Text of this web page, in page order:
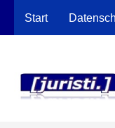
Start